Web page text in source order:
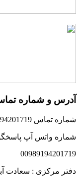
آدرس و شماره
شماره تماس 09194201719
شماره واتس آپ
00989194201719
دفتر مرکزی : سعادت